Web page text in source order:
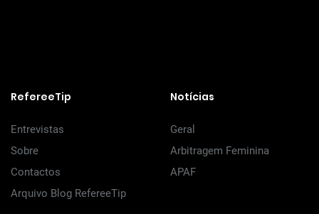
RefereeTip
Entrevistas
Sobre
Contactos
Arquivo Blog RefereeTip
Notícias
Geral
Arbitragem Feminina
APAF